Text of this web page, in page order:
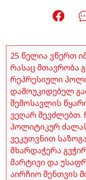
25 წელია ვწერთ
რასაც მთავრობა
რეპრესიული
დამოუკიდებელ
შემოსავლის
ვეღარ შევძლებთ.
პოლიტიკურ
ვეკუთვნით
მხარდაჭერა
მარტივი და
აირჩიო შენთვის